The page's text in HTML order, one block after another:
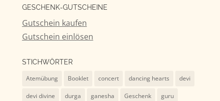
GESCHENK-GUTSCHEINE
Gutschein kaufen
Gutschein einlösen
STICHWÖRTER
Atemübung Booklet concert dancing hearts devi
devi divine durga ganesha Geschenk guru